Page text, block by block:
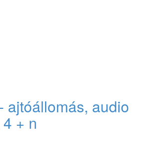
ajtóállomás, audio
+ n